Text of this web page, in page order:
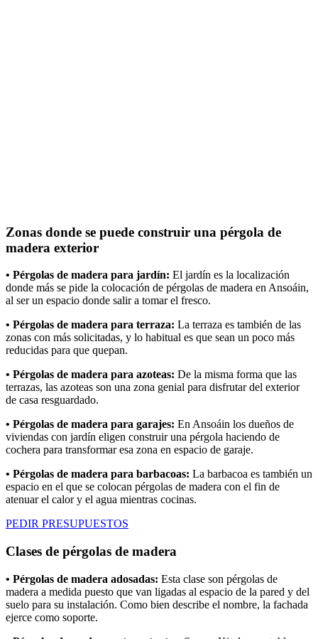
Zonas donde se puede construir una pérgola de
madera exterior
• Pérgolas de madera para jardín: El jardín es la localización
donde más se pide la colocación de pérgolas de madera en Ansoáin,
al ser un espacio donde salir a tomar el fresco.
• Pérgolas de madera para terraza: La terraza es también de las
zonas con más solicitadas, y lo habitual es que sean un poco más
reducidas para que quepan.
• Pérgolas de madera para azoteas: De la misma forma que las
terrazas, las azoteas son una zona genial para disfrutar del exterior
de casa resguardado.
• Pérgolas de madera para garajes: En Ansoáin los dueños de
viviendas con jardín eligen construir una pérgola haciendo de
cochera para transformar esa zona en espacio de garaje.
• Pérgolas de madera para barbacoas: La barbacoa es también un
espacio en el que se colocan pérgolas de madera con el fin de
atenuar el calor y el agua mientras cocinas.
PEDIR PRESUPUESTOS
Clases de pérgolas de madera
• Pérgolas de madera adosadas: Esta clase son pérgolas de
madera a medida puesto que van ligadas al espacio de la pared y del
suelo para su instalación. Como bien describe el nombre, la fachada
ejerce como soporte.